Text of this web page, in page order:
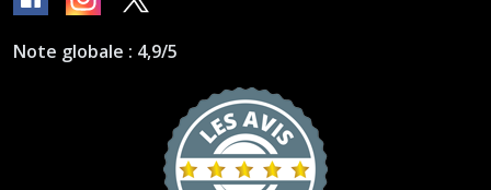
Note globale : 4,9/5